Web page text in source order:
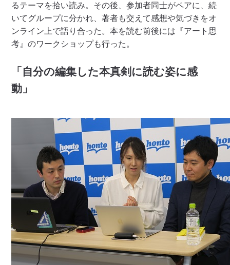
るテーマを拾い読み。その後、参加者同士がペアに、続
いてグループに分かれ、著者も交えて感想や気づきをオ
ンライン上で語り合った。本を読む前後には『アート思
考』のワークショップも行った。
「自分の編集した本真剣に読む姿に感
動」